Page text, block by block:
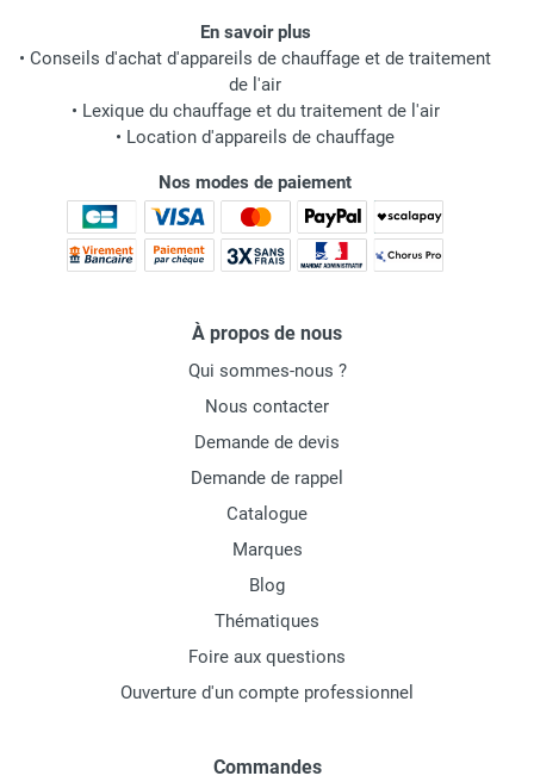
En savoir plus
• Conseils d'achat d'appareils de chauffage et de traitement
de l'air
• Lexique du chauffage et du traitement de l'air
• Location d'appareils de chauffage
Nos modes de paiement
À propos de nous
Qui sommes-nous ?
Nous contacter
Demande de devis
Demande de rappel
Catalogue
Marques
Blog
Thématiques
Foire aux questions
Ouverture d'un compte professionnel
Commandes